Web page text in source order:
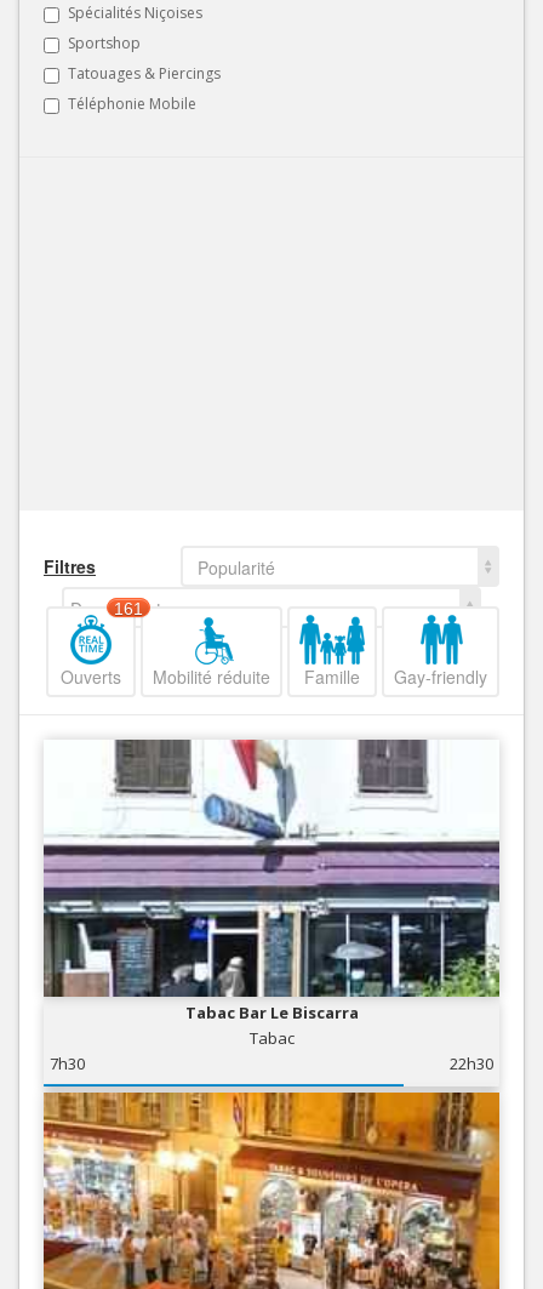
Spécialités Niçoises
Sportshop
Tatouages & Piercings
Téléphonie Mobile
Filtres
Popularité
Decroissant
Ouverts
161
Mobilité réduite Famille Gay-friendly
Tabac Bar Le Biscarra
Tabac
7h30
22h30